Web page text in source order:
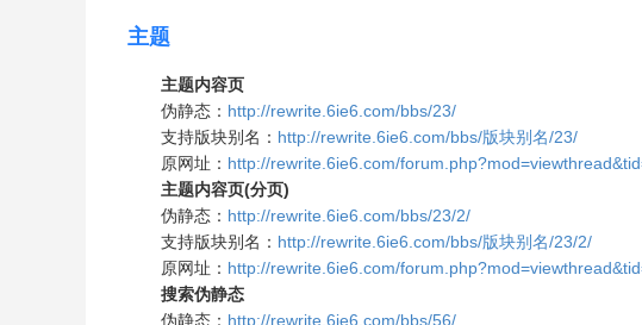
主题
主题内容页
伪静态： http://rewrite.6ie6.com/bbs/23/
支持版块别名： http://rewrite.6ie6.com/bbs/版块别名/23/
原网址： http://rewrite.6ie6.com/
主题内容页(分页)
伪静态： http://rewrite.6ie6.com/bbs/23/2/
支持版块别名： http://rewrite.6ie6.com/bbs/版块别名/23/2/
原网址： http://rewrite.6ie6.com/
搜索伪静态
伪静态： http://rewrite.6ie6.com/bbs/56/